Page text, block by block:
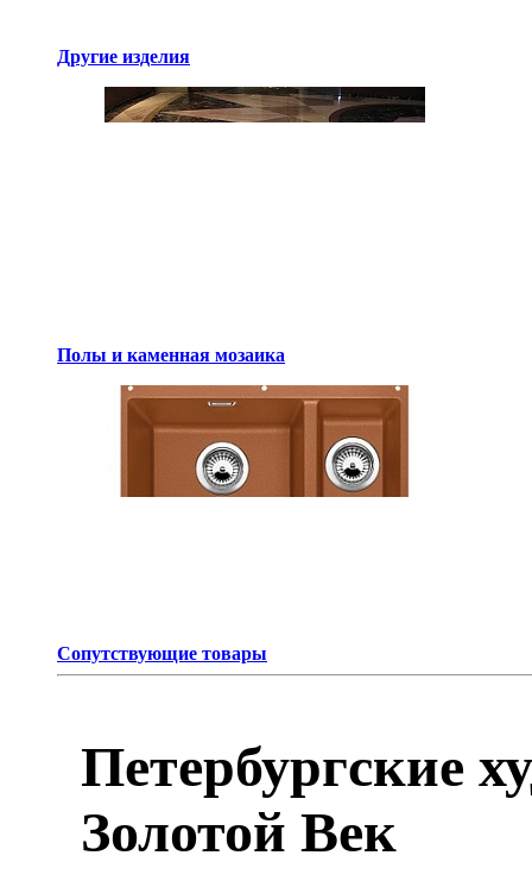
Другие изделия
Полы и каменная мозаика
Сопутствующие товары
Петербургские
Золотой Век